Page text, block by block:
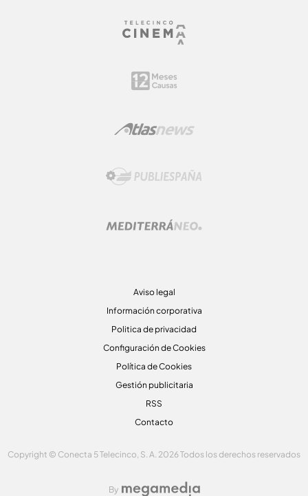
Aviso legal
Información corporativa
Politica de privacidad
Configuración de Cookies
Política de Cookies
Gestión publicitaria
RSS
Contacto
Copyright © Conecta 5 Telecinco, S. A. 2026 Todos los derechos reservados
By